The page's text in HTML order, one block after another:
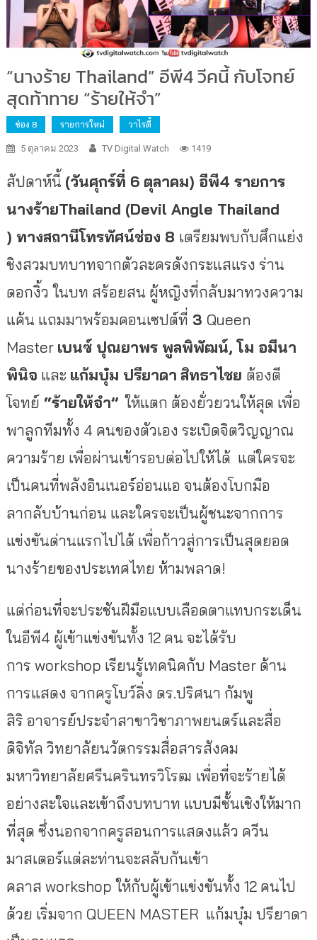
“นางร้าย Thailand” อีพี4 วีคนี้ กับโจทย์
สุดท้าทาย “ร้ายให้จำ”
ช่อง 8 รายการใหม่ วาไรตี้
5 ตุลาคม 2023 TV Digital Watch 1419
สัปดาห์นี้ (วันศุกร์ที่ 6 ตุลาคม) อีพี4 รายการ
นางร้ายThailand (Devil Angle Thailand
) ทางสถานีโทรทัศน์ช่อง 8 เตรียมพบกับศึกแย่ง
ชิงสวมบทบาทจากตัวละครดังกระแสแรง ร่าน
ดอกงิ้ว ในบท สร้อยสน ผู้หญิงที่กลับมาทวงความ
แค้น แถมมาพร้อมคอนเซปต์ที่ 3 Queen
Master เบนซ์ ปุณยาพร พูลพิพัฒน์, โม อมีนา
พินิจ และ แก้มบุ๋ม ปรียาดา สิทธาไชย ต้องตี
โจทย์ “ร้ายให้จำ”ให้แตก ต้องยั่วยวนให้สุด เพื่อ
พาลูกทีมทั้ง 4 คนของตัวเอง ระเบิดจิตวิญญาณ
ความร้าย เพื่อผ่านเข้ารอบต่อไปให้ได้ แต่ใครจะ
เป็นคนที่พลังอินเนอร์อ่อนแอ จนต้องโบกมือ
ลากลับบ้านก่อน และใครจะเป็นผู้ชนะจากการ
แข่งขันด่านแรกไปได้ เพื่อก้าวสู่การเป็นสุดยอด
นางร้ายของประเทศไทย ห้ามพลาด!
แต่ก่อนที่จะประชันฝีมือแบบเลือดตาแทบกระเด็น
ในอีพี4 ผู้เข้าแข่งขันทั้ง 12 คน จะได้รับ
การ workshop เรียนรู้เทคนิคกับ Master ด้าน
การแสดง จากครูโบว์ลิ่ง ดร.ปริศนา กัมพู
สิริ อาจารย์ประจำสาขาวิชาภาพยนตร์และสื่อ
ดิจิทัล วิทยาลัยนวัตกรรมสื่อสารสังคม
มหาวิทยาลัยศรีนครินทรวิโรฒ เพื่อที่จะร้ายได้
อย่างสะใจและเข้าถึงบทบาท แบบมีชั้นเชิงให้มาก
ที่สุด ซึ่งนอกจากครูสอนการแสดงแล้ว ควีน
มาสเตอร์แต่ละท่านจะสลับกันเข้า
คลาส workshop ให้กับผู้เข้าแข่งขันทั้ง 12 คนไป
ด้วย เริ่มจาก QUEEN MASTER แก้มบุ๋ม ปรียาดา